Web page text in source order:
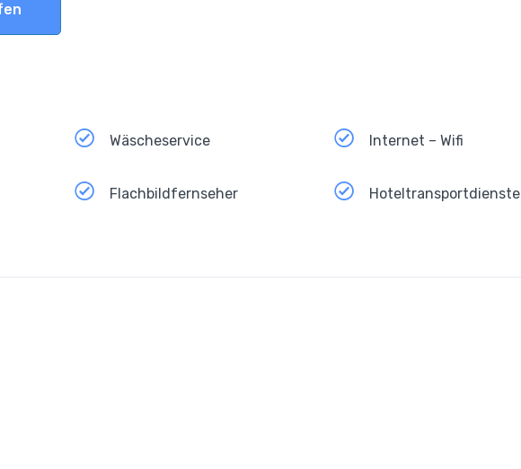
Wäscheservice Internet – Wifi
Flachbildfernseher Hoteltransportdienste